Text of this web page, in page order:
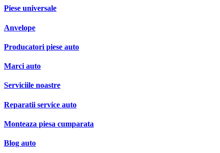
Piese universale
Anvelope
Producatori piese auto
Marci auto
Serviciile noastre
Reparatii service auto
Monteaza piesa cumparata
Blog auto